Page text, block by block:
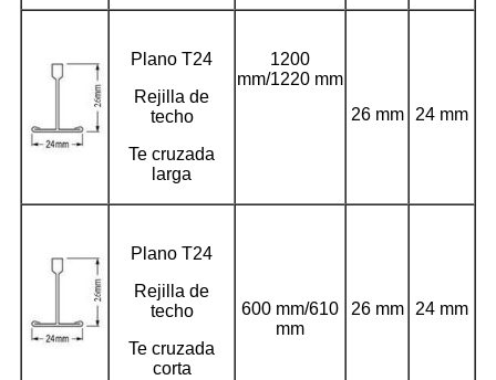
Plano T24
Rejilla de
techo
Te cruzada
larga
1200
mm/1220 mm
26 mm
24 mm
Plano T24
Rejilla de
techo
Te cruzada
corta
600 mm/610
mm
26 mm 24 mm